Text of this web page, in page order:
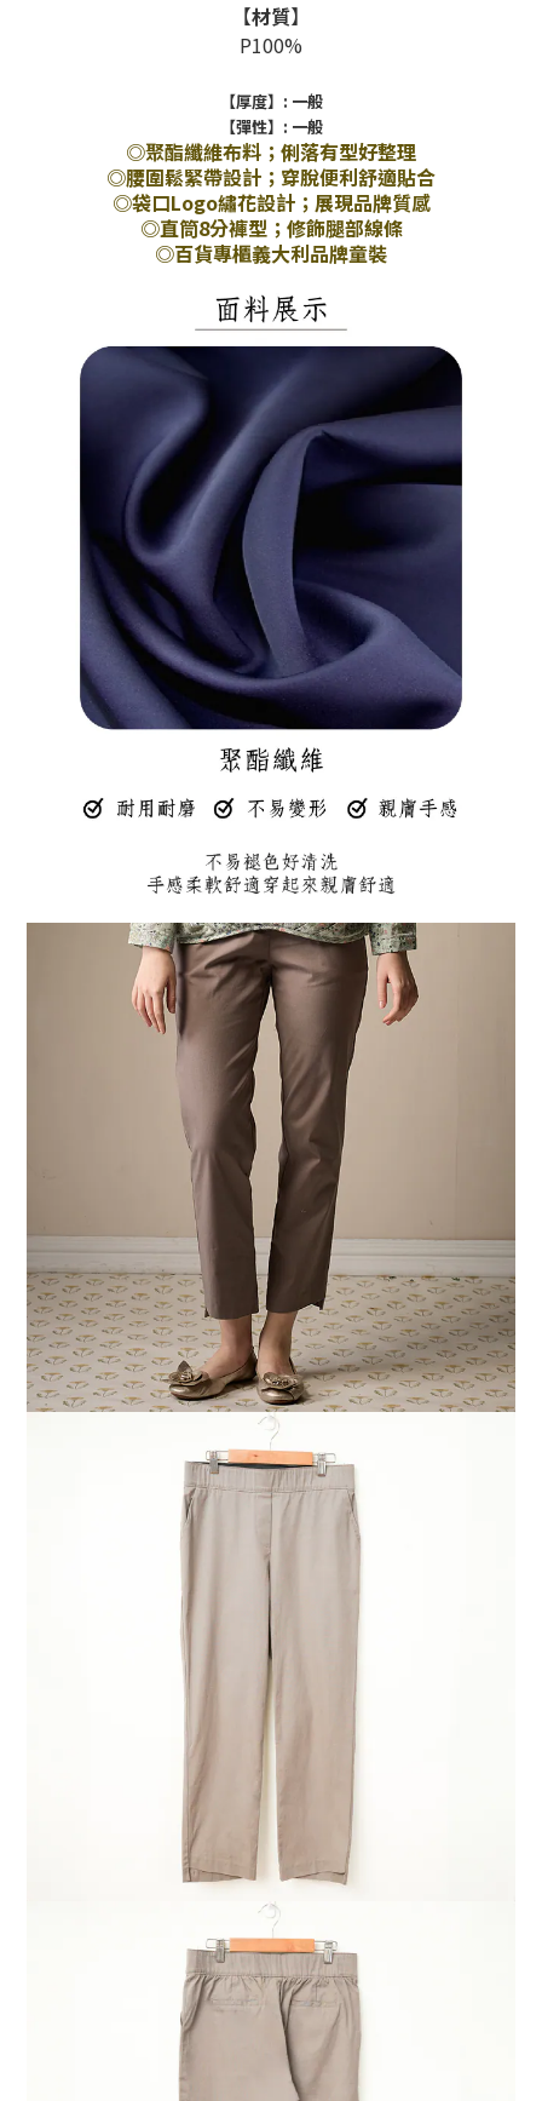
【材質】
P100%
【厚度】: 一般
【彈性】: 一般
◎聚酯纖維布料；俐落有型好整理
◎腰圍鬆緊帶設計；穿脫便利舒適貼合
◎袋口Logo繡花設計；展現品牌質感
◎直筒8分褲型；修飾腿部線條
◎百貨專櫃義大利品牌童裝